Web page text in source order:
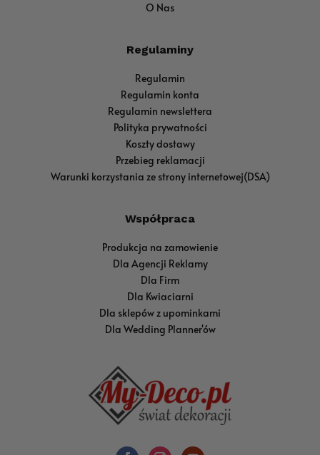
O Nas
Regulaminy
Regulamin
Regulamin konta
Regulamin newslettera
Polityka prywatności
Koszty dostawy
Przebieg reklamacji
Warunki korzystania ze strony internetowej(DSA)
Współpraca
Produkcja na zamowienie
Dla Agencji Reklamy
Dla Firm
Dla Kwiaciarni
Dla sklepów z upominkami
Dla Wedding Planner'ów